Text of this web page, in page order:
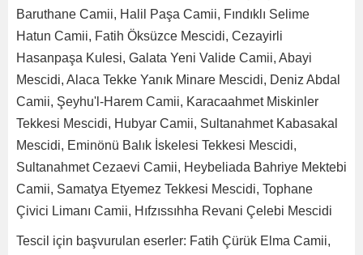
Baruthane Camii, Halil Paşa Camii, Fındıklı Selime
Hatun Camii, Fatih Öksüzce Mescidi, Cezayirli
Hasanpaşa Kulesi, Galata Yeni Valide Camii, Abayi
Mescidi, Alaca Tekke Yanık Minare Mescidi, Deniz Abdal
Camii, Şeyhu'l-Harem Camii, Karacaahmet Miskinler
Tekkesi Mescidi, Hubyar Camii, Sultanahmet Kabasakal
Mescidi, Eminönü Balık İskelesi Tekkesi Mescidi,
Sultanahmet Cezaevi Camii, Heybeliada Bahriye Mektebi
Camii, Samatya Etyemez Tekkesi Mescidi, Tophane
Çivici Limanı Camii, Hıfzıssıhha Revani Çelebi Mescidi
Tescil için başvurulan eserler: Fatih Çürük Elma Camii,